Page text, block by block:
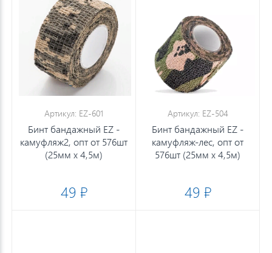
Артикул: EZ-601
Бинт бандажный EZ -
камуфляж2, опт от 576шт
(25мм х 4,5м)
49 ₽
Артикул: EZ-504
Бинт бандажный EZ -
камуфляж-лес, опт от
576шт (25мм х 4,5м)
49 ₽